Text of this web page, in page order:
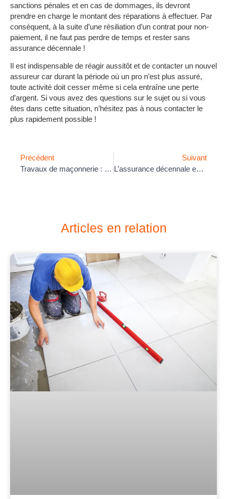
sanctions pénales et en cas de dommages, ils devront
prendre en charge le montant des réparations à effectuer. Par
conséquent, à la suite d’une résiliation d’un contrat pour non-
paiement, il ne faut pas perdre de temps et rester sans
assurance décennale !
Il est indispensable de réagir aussitôt et de contacter un nouvel
assureur car durant la période où un pro n’est plus assuré,
toute activité doit cesser même si cela entraîne une perte
d’argent. Si vous avez des questions sur le sujet ou si vous
êtes dans cette situation, n’hésitez pas à nous contacter le
plus rapidement possible !
Précédent
Travaux de maçonnerie : que couvre l’assurance décennale ?
Suivant
L’assurance décennale est-elle obligatoire pour tous les artisans ?
Articles en relation